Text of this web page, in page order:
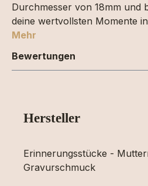
Durchmesser von 18mm und
deine wertvollsten Momente
Mehr
Bewertungen
Hersteller
Erinnerungsstücke -
Gravurschmuck